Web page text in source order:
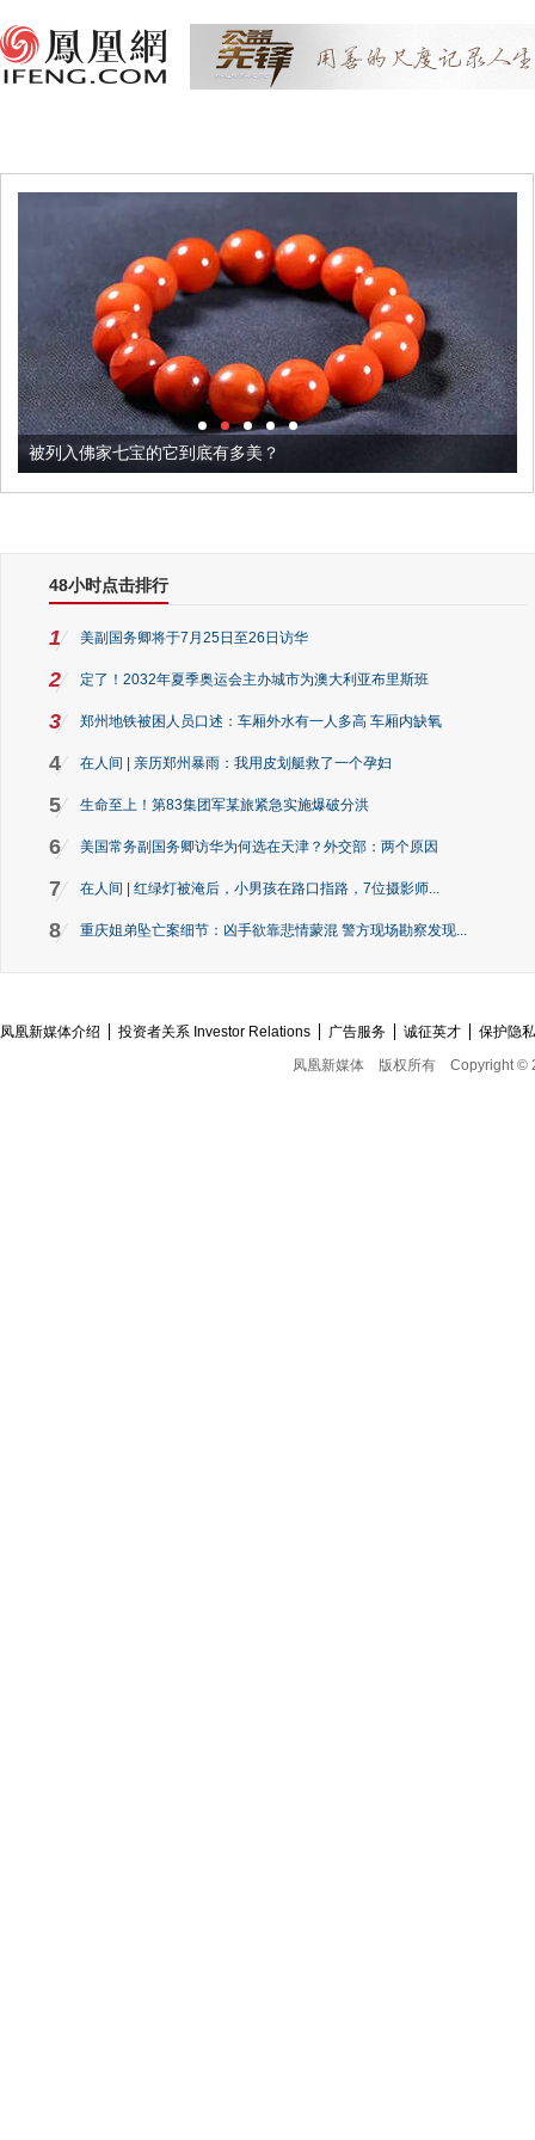
被列入佛家七宝的它到底有多美？
48小时点击排行
1 美副国务卿将于7月25日至26日访华
2 定了！2032年夏季奥运会主办城市为澳大利亚布里斯班
3 郑州地铁被困人员口述：车厢外水有一人多高 车厢内缺氧
4 在人间 | 亲历郑州暴雨：我用皮划艇救了一个孕妇
5 生命至上！第83集团军某旅紧急实施爆破分洪
6 美国常务副国务卿访华为何选在天津？外交部：两个原因
7 在人间 | 红绿灯被淹后，小男孩在路口指路，7位摄影师...
8 重庆姐弟坠亡案细节：凶手欲靠悲情蒙混 警方现场勘察发现...
凤凰新媒体介绍 投资者关系 Investor Relations 广告服务 诚征英才
保护隐
凤凰新媒体
版权所有 Copyright ©